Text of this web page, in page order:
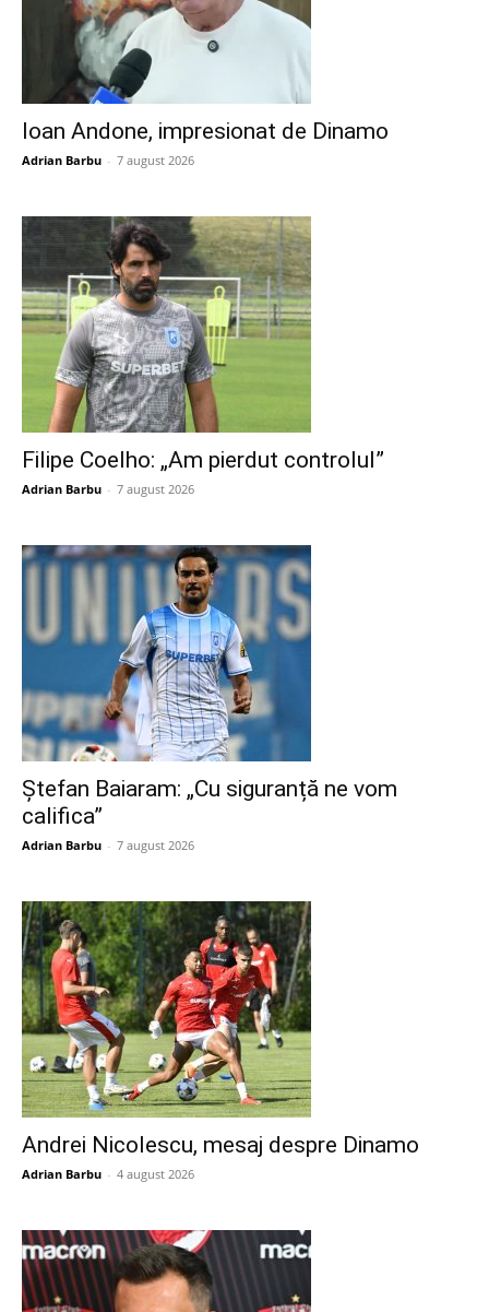
Ioan Andone, impresionat de Dinamo
Adrian Barbu - 7 august 2026
Filipe Coelho: „Am pierdut controlul”
Adrian Barbu - 7 august 2026
Ștefan Baiaram: „Cu siguranță ne vom
califica”
Adrian Barbu - 7 august 2026
Andrei Nicolescu, mesaj despre Dinamo
Adrian Barbu - 4 august 2026